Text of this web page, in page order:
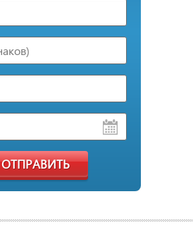
ОТПРАВИТЬ